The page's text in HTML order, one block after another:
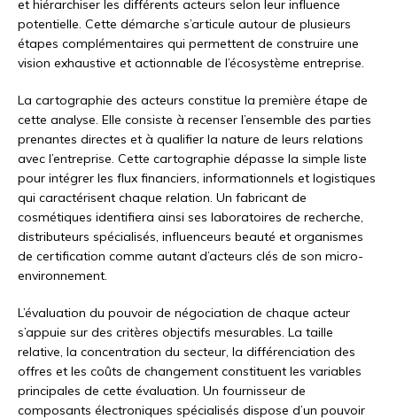
et hiérarchiser les différents acteurs selon leur influence
potentielle. Cette démarche s’articule autour de plusieurs
étapes complémentaires qui permettent de construire une
vision exhaustive et actionnable de l’écosystème entreprise.
La cartographie des acteurs constitue la première étape de
cette analyse. Elle consiste à recenser l’ensemble des parties
prenantes directes et à qualifier la nature de leurs relations
avec l’entreprise. Cette cartographie dépasse la simple liste
pour intégrer les flux financiers, informationnels et logistiques
qui caractérisent chaque relation. Un fabricant de
cosmétiques identifiera ainsi ses laboratoires de recherche,
distributeurs spécialisés, influenceurs beauté et organismes
de certification comme autant d’acteurs clés de son micro-
environnement.
L’évaluation du pouvoir de négociation de chaque acteur
s’appuie sur des critères objectifs mesurables. La taille
relative, la concentration du secteur, la différenciation des
offres et les coûts de changement constituent les variables
principales de cette évaluation. Un fournisseur de
composants électroniques spécialisés dispose d’un pouvoir